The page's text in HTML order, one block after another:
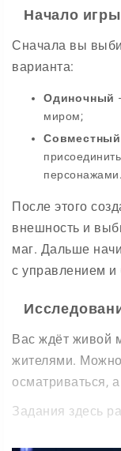
Начало игры
Сначала вы
варианта:
Одиночный
миром;
Совместный
персонажами.
После этого
внешность и
маг. Дальше
с управлением
Вас ждёт живой
жителями.
осматриваться,
Задания здесь